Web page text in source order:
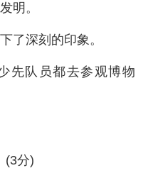
明。
了深刻的印象。
先队员都去参观博物
(3分)